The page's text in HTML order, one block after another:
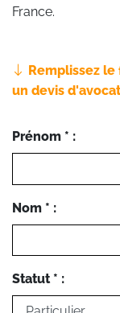
France.
Remplissez
un devis d'avocat
Prénom * :
Nom * :
Statut * :